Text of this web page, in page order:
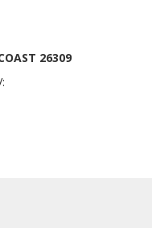
26309